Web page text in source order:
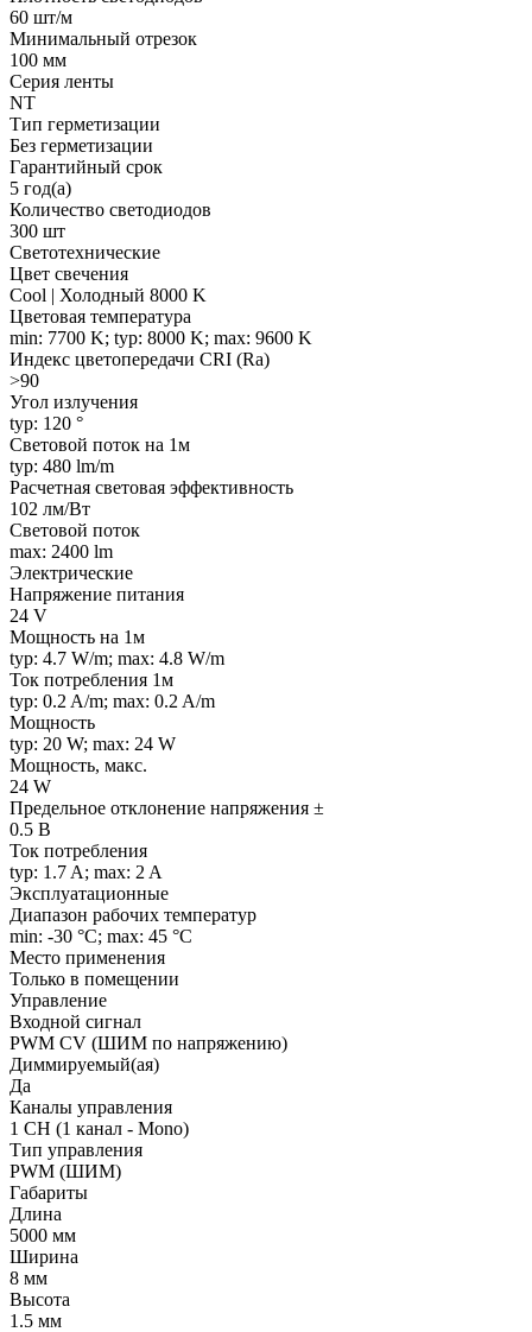
60 шт/м
Минимальный отрезок
100 мм
Серия ленты
NT
Тип герметизации
Без герметизации
Гарантийный срок
5 год(а)
Количество светодиодов
300 шт
Светотехнические
Цвет свечения
Cool | Холодный 8000 K
Цветовая температура
min: 7700 K; typ: 8000 K; max: 9600 K
Индекс цветопередачи CRI (Ra)
>90
Угол излучения
typ: 120 °
Световой поток на 1м
typ: 480 lm/m
Расчетная световая эффективность
102 лм/Вт
Световой поток
max: 2400 lm
Электрические
Напряжение питания
24 V
Мощность на 1м
typ: 4.7 W/m; max: 4.8 W/m
Ток потребления 1м
typ: 0.2 A/m; max: 0.2 A/m
Мощность
typ: 20 W; max: 24 W
Мощность, макс.
24 W
Предельное отклонение напряжения ±
0.5 В
Ток потребления
typ: 1.7 A; max: 2 A
Эксплуатационные
Диапазон рабочих температур
min: -30 °C; max: 45 °C
Место применения
Только в помещении
Управление
Входной сигнал
PWM СV (ШИМ по напряжению)
Диммируемый(ая)
Да
Каналы управления
1 CH (1 канал - Mono)
Тип управления
PWM (ШИМ)
Габариты
Длина
5000 мм
Ширина
8 мм
Высота
1.5 мм